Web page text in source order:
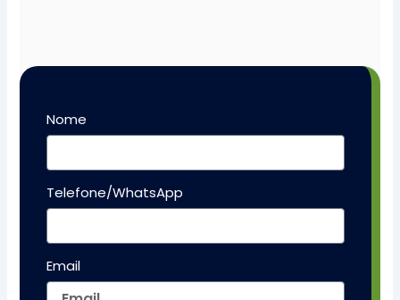
Nome
Telefone/WhatsApp
Email